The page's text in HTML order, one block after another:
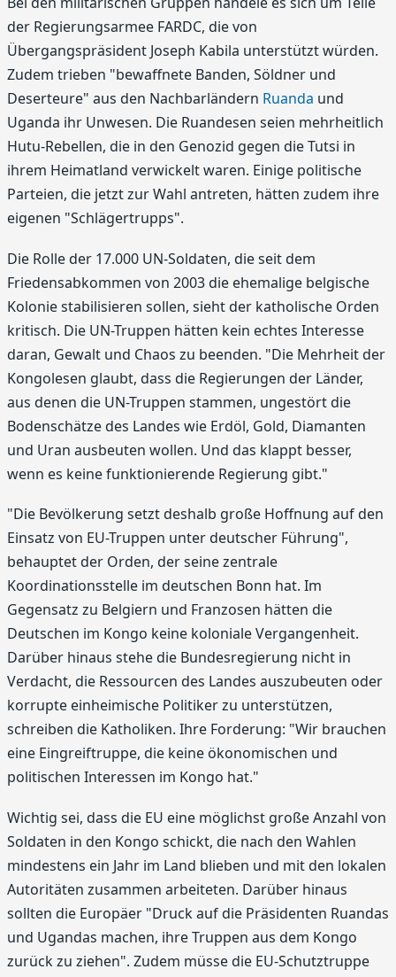
der Regierungsarmee FARDC, die von
Übergangspräsident Joseph Kabila unterstützt würden.
Zudem trieben "bewaffnete Banden, Söldner und
Deserteure" aus den Nachbarländern Ruanda und
Uganda ihr Unwesen. Die Ruandesen seien mehrheitlich
Hutu-Rebellen, die in den Genozid gegen die Tutsi in
ihrem Heimatland verwickelt waren. Einige politische
Parteien, die jetzt zur Wahl antreten, hätten zudem ihre
eigenen "Schlägertrupps".
Die Rolle der 17.000 UN-Soldaten, die seit dem
Friedensabkommen von 2003 die ehemalige belgische
Kolonie stabilisieren sollen, sieht der katholische Orden
kritisch. Die UN-Truppen hätten kein echtes Interesse
daran, Gewalt und Chaos zu beenden. "Die Mehrheit der
Kongolesen glaubt, dass die Regierungen der Länder,
aus denen die UN-Truppen stammen, ungestört die
Bodenschätze des Landes wie Erdöl, Gold, Diamanten
und Uran ausbeuten wollen. Und das klappt besser,
wenn es keine funktionierende Regierung gibt."
"Die Bevölkerung setzt deshalb große Hoffnung auf den
Einsatz von EU-Truppen unter deutscher Führung",
behauptet der Orden, der seine zentrale
Koordinationsstelle im deutschen Bonn hat. Im
Gegensatz zu Belgiern und Franzosen hätten die
Deutschen im Kongo keine koloniale Vergangenheit.
Darüber hinaus stehe die Bundesregierung nicht in
Verdacht, die Ressourcen des Landes auszubeuten oder
korrupte einheimische Politiker zu unterstützen,
schreiben die Katholiken. Ihre Forderung: "Wir brauchen
eine Eingreiftruppe, die keine ökonomischen und
politischen Interessen im Kongo hat."
Wichtig sei, dass die EU eine möglichst große Anzahl von
Soldaten in den Kongo schickt, die nach den Wahlen
mindestens ein Jahr im Land blieben und mit den lokalen
Autoritäten zusammen arbeiteten. Darüber hinaus
sollten die Europäer "Druck auf die Präsidenten Ruandas
und Ugandas machen, ihre Truppen aus dem Kongo
zurück zu ziehen". Zudem müsse die EU-Schutztruppe